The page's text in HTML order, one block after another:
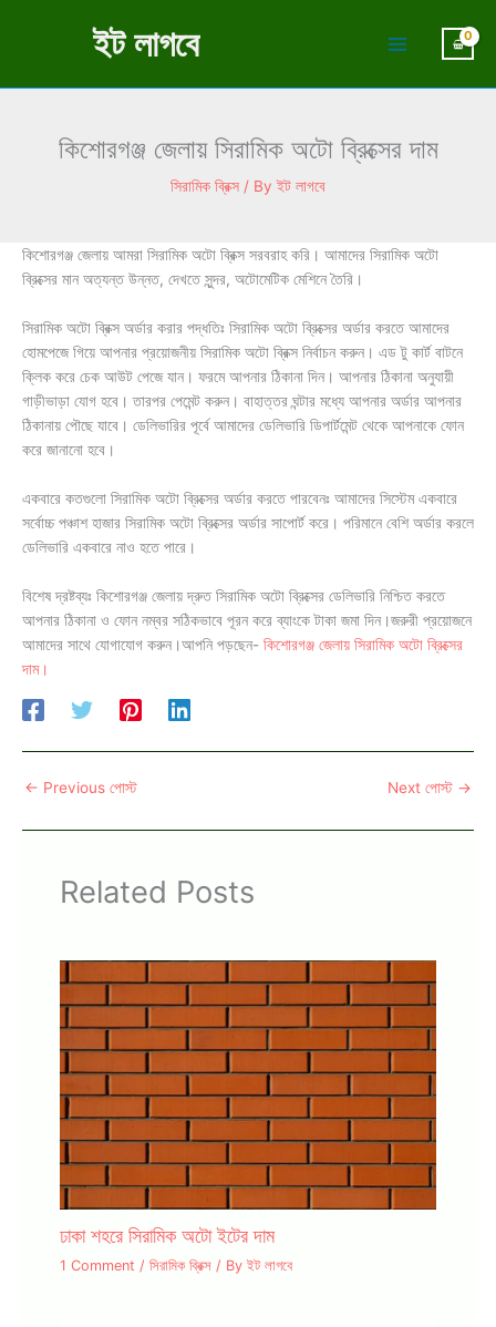
ইট লাগবে
কিশোরগঞ্জ জেলায় সিরামিক অটো ব্রিক্সের দাম
সিরামিক ব্রিক্স / By ইট লাগবে
কিশোরগঞ্জ জেলায় আমরা সিরামিক অটো ব্রিক্স সরবরাহ করি। আমাদের সিরামিক অটো
ব্রিক্সের মান অত্যন্ত উন্নত, দেখতে সুন্দর, অটোমেটিক মেশিনে তৈরি।
সিরামিক অটো ব্রিক্স অর্ডার করার পদ্ধতিঃ সিরামিক অটো ব্রিক্সের অর্ডার করতে আমাদের
হোমপেজে গিয়ে আপনার প্রয়োজনীয় সিরামিক অটো ব্রিক্স নির্বাচন করুন। এড টু কার্ট বাটনে
ক্লিক করে চেক আউট পেজে যান। ফরমে আপনার ঠিকানা দিন। আপনার ঠিকানা অনুযায়ী
গাড়ীভাড়া যোগ হবে। তারপর পেমেন্ট করুন। বাহাত্তর ঘন্টার মধ্যে আপনার অর্ডার আপনার
ঠিকানায় পৌছে যাবে। ডেলিভারির পূর্বে আমাদের ডেলিভারি ডিপার্টমেন্ট থেকে আপনাকে ফোন
করে জানানো হবে।
একবারে কতগুলো সিরামিক অটো ব্রিক্সের অর্ডার করতে পারবেনঃ আমাদের সিস্টেম একবারে
সর্বোচ্চ পঞ্চাশ হাজার সিরামিক অটো ব্রিক্সের অর্ডার সাপোর্ট করে। পরিমানে বেশি অর্ডার করলে
ডেলিভারি একবারে নাও হতে পারে।
বিশেষ দ্রষ্টব্যঃ কিশোরগঞ্জ জেলায় দ্রুত সিরামিক অটো ব্রিক্সের ডেলিভারি নিশ্চিত করতে
আপনার ঠিকানা ও ফোন নম্বর সঠিকভাবে পূরন করে ব্যাংকে টাকা জমা দিন।জরুরী প্রয়োজনে
আমাদের সাথে যোগাযোগ করুন।আপনি পড়ছেন- কিশোরগঞ্জ জেলায় সিরামিক অটো ব্রিক্সের
দাম।
← Previous পোস্ট Next পোস্ট →
Related Posts
ঢাকা শহরে সিরামিক অটো ইটের দাম
1 Comment /সিরামিক ব্রিক্স / Byইট লাগবে